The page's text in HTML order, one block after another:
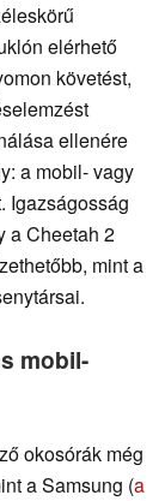
elérhető
követést,
ellenére
a mobil- vagy
Igazságosság
a Cheetah 2
mint a
mobil-
okosórák még
a Samsung (a